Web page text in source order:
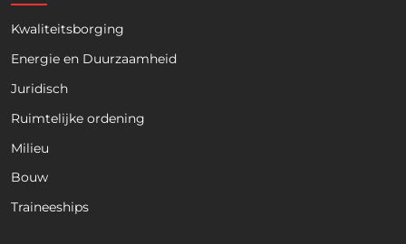
Kwaliteitsborging
Energie en Duurzaamheid
Juridisch
Ruimtelijke ordening
Milieu
Bouw
Traineeships